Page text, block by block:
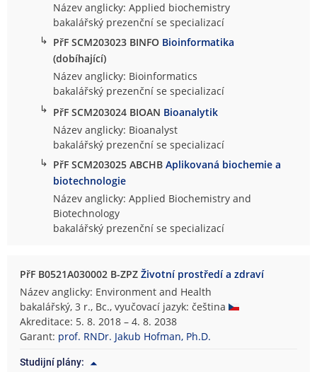
Název anglicky: Applied biochemistry
bakalářský prezenční se specializací
↳ PřF SCM203023 BINFO Bioinformatika
(dobíhající)
Název anglicky: Bioinformatics
bakalářský prezenční se specializací
↳ PřF SCM203024 BIOAN Bioanalytik
Název anglicky: Bioanalyst
bakalářský prezenční se specializací
↳ PřF SCM203025 ABCHBAplikovaná biochemie a
biotechnologie
Název anglicky: Applied Biochemistry and
Biotechnology
bakalářský prezenční se specializací
PřF B0521A030002 B-ZPZŽivotní prostředí a zdraví
Název anglicky: Environment and Health
bakalářský, 3 r., Bc., vyučovací jazyk: čeština
Akreditace: 5. 8. 2018 – 4. 8. 2038
Garant: prof. RNDr. Jakub Hofman, Ph.D.
Studijní plány: